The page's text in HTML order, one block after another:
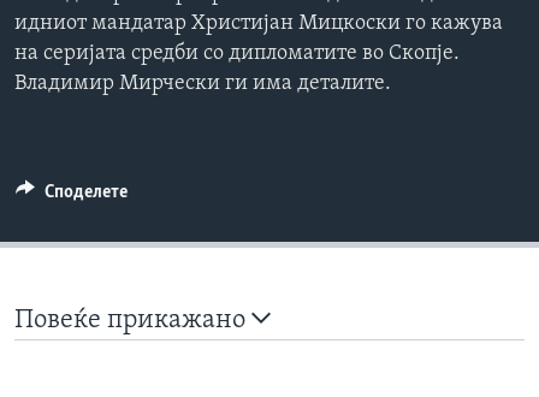
идниот мандатар Христијан Мицкоски го кажува
на серијата средби со дипломатите во Скопје.
Владимир Мирчески ги има деталите.
Споделете
Повеќе прикажано